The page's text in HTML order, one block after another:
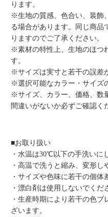
ります。
※生地の質感、色合い、装飾
る場合があります。同じ商品
りますのでご了承ください。
※素材の特性上、生地のほつ
す。
※サイズは実寸と若干の誤差
※選択可能なカラー・サイズ
※サイズ、カラー、価格、数
間違いがないか必ずご確認く
■お取り扱い
・水温は30℃以下の手洗いに
・高温で洗うと縮み、変形し
・サイズや色味に若干の個体
・漂白剤は使用しないでくだ
・生産時期により若干の色
ざいます。